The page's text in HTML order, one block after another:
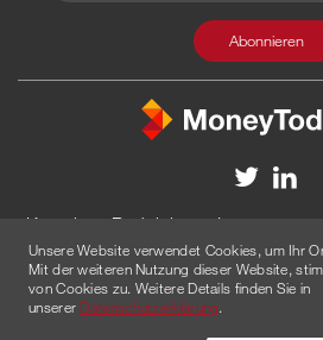
Kontakt Redaktion Impressum
Disclaimer
© 2026 Created by
Unsere Website verwendet Cookies, um Ihr
Mit der weiteren Nutzung dieser Website,
von Cookies zu. Weitere Details finden Sie in
unserer Datenschutzerklärung.